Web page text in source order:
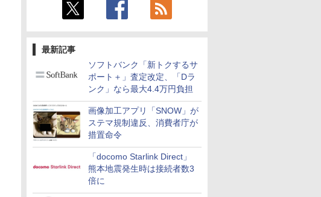
最新記事
ソフトバンク「新トクするサ
ポート＋」査定改定、「Dラ
ンク」なら最大4.4万円負担
画像加工アプリ「SNOW」が
ステマ規制違反、消費者庁が
措置命令
「docomo Starlink Direct」
熊本地震発生時は接続者数3
倍に